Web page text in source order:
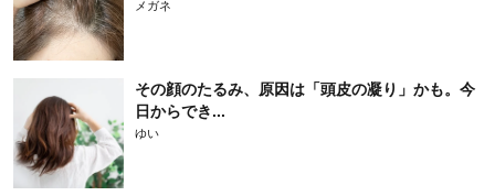
メガネ
その顔のたるみ、原因は「頭皮の凝り」かも。今
日からでき...
ゆい